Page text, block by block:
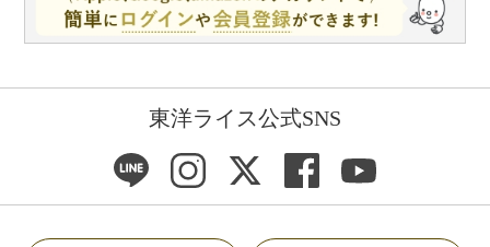
東洋ライス公式SNS